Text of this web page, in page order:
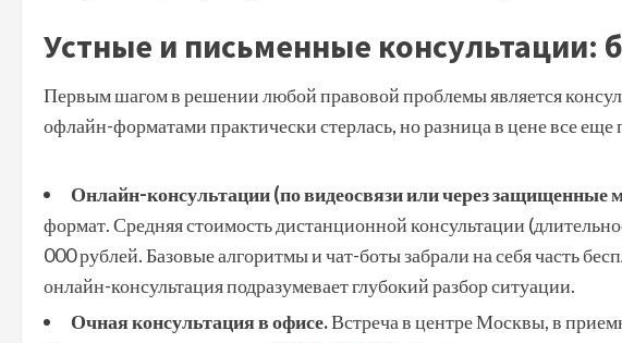
Устные и письменные консультации:
Первым шагом в решении любой правовой проблемы является
офлайн-форматами практически стерлась, но разница в цене все еще
Онлайн-консультации (по видеосвязи или через защищенные
формат. Средняя стоимость дистанционной консультации
000 рублей. Базовые алгоритмы и чат-боты забрали на себя часть
онлайн-консультация подразумевает глубокий разбор ситуации.
Очная консультация в офисе.Встреча в центре Москвы, в